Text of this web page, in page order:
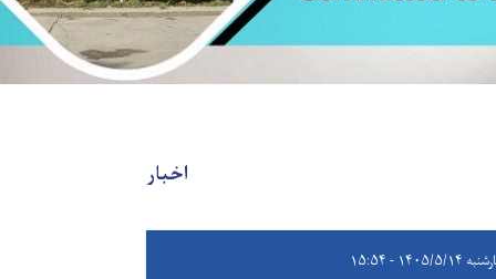
اخبار
۵/۱۴ - ۱۵:۵۴